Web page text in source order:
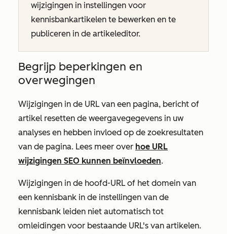
wijzigingen in instellingen voor
kennisbankartikelen te bewerken en te
publiceren in de artikeleditor.
Begrijp beperkingen en
overwegingen
Wijzigingen in de URL van een pagina, bericht of
artikel resetten de weergavegegevens in uw
analyses en hebben invloed op de zoekresultaten
van de pagina. Lees meer over hoe URL
wijzigingen SEO kunnen beïnvloeden.
Wijzigingen in de hoofd-URL of het domein van
een kennisbank in de instellingen van de
kennisbank leiden niet automatisch tot
omleidingen voor bestaande URL's van artikelen.